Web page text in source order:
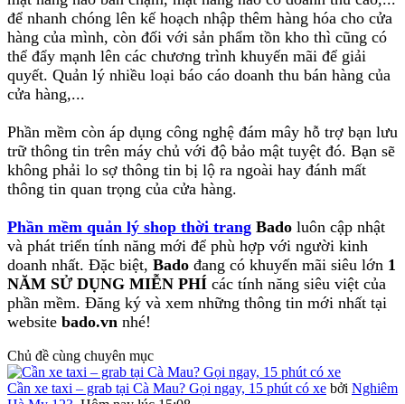
để nhanh chóng lên kế hoạch nhập thêm hàng hóa cho cửa
hàng của mình, còn đối với sản phẩm tồn kho thì cũng có
thể đẩy mạnh lên các chương trình khuyến mãi để giải
quyết. Quản lý nhiều loại báo cáo doanh thu bán hàng của
cửa hàng,...
Phần mềm còn áp dụng công nghệ đám mây hỗ trợ bạn lưu
trữ thông tin trên máy chủ với độ bảo mật tuyệt đó. Bạn sẽ
không phải lo sợ thông tin bị lộ ra ngoài hay đánh mất
thông tin quan trọng của cửa hàng.
Phần mềm quản lý shop thời trang Bado luôn cập nhật
và phát triển tính năng mới để phù hợp với người kinh
doanh nhất. Đặc biệt, Bado đang có khuyến mãi siêu lớn 1
NĂM SỬ DỤNG MIỄN PHÍ các tính năng siêu việt của
phần mềm. Đăng ký và xem những thông tin mới nhất tại
website bado.vn nhé!
Chủ đề cùng chuyên mục
Cần xe taxi – grab tại Cà Mau? Gọi ngay, 15 phút có xe bởi Nghiêm